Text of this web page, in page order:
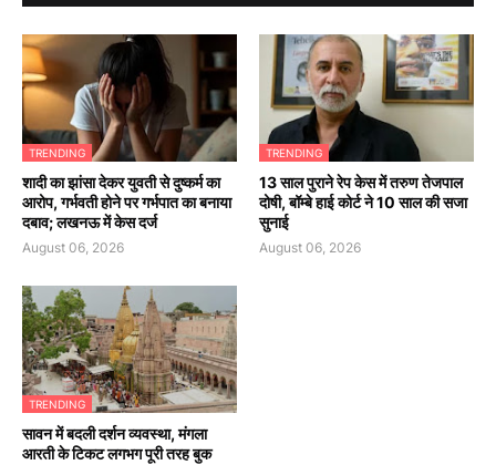
TRENDING
शादी का झांसा देकर युवती से दुष्कर्म का
आरोप, गर्भवती होने पर गर्भपात का बनाया
दबाव; लखनऊ में केस दर्ज
August 06, 2026
TRENDING
13 साल पुराने रेप केस में तरुण तेजपाल
दोषी, बॉम्बे हाई कोर्ट ने 10 साल की सजा
सुनाई
August 06, 2026
TRENDING
सावन में बदली दर्शन व्यवस्था, मंगला
आरती के टिकट लगभग पूरी तरह बुक